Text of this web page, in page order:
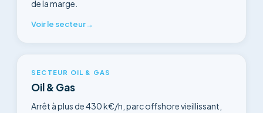
de la marge.
Voir le secteur→
SECTEUR OIL & GAS
Oil & Gas
Arrêt à plus de 430 k€/h, parc offshore vieillissant,